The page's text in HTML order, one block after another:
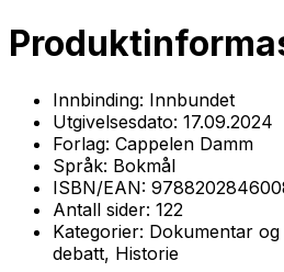
Innbinding: Innbundet
Utgivelsesdato: 17.09.2024
Forlag: Cappelen Damm
Språk: Bokmål
ISBN/EAN:
Antall sider: 122
Kategorier: Dokumentar
debatt, Historie